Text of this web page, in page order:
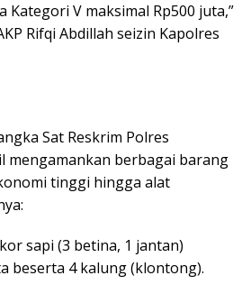
Kategori V maksimal Rp500 juta,”
Rifqi Abdillah seizin Kapolres
Sat Reskrim Polres
mengamankan berbagai barang
tinggi hingga alat
sapi (3 betina, 1 jantan)
beserta 4 kalung (klontong).